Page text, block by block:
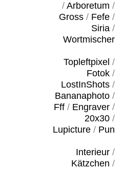
/ Arboretum /
Gross/ Fefe/
Siria/
Wortmischer
Topleftpixel /
Fotok/
LostInShots/
Bananaphoto/
Fff/ Engraver/
20x30/
Lupicture/ Pun
Interieur/
Kätzchen /